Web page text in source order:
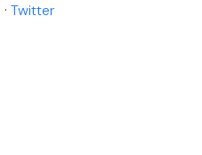
· Twitter